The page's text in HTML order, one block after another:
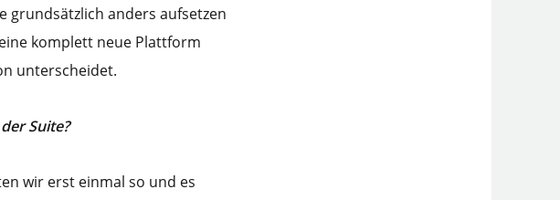
grundsätzlich anders aufsetzen
komplett neue Plattform
unterscheidet.
Suite?
wir erst einmal so und es